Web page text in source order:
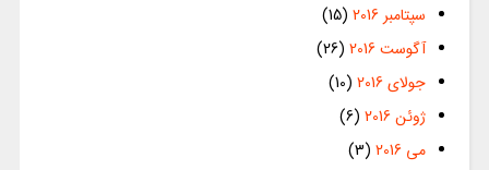
سپتامبر 2016
(15)
آگوست 2016
(26)
جولای 2016
(10)
ژوئن 2016
(6)
می 2016
(3)